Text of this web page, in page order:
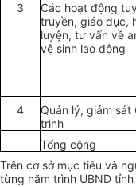
3
Các hoạt động
truyền, giáo dục,
luyện, tư vấn về
vệ sinh lao động
4
Quản lý, giám sát
trình
Tổng cộng
Trên cơ sở mục tiêu và
từng năm trình UBND